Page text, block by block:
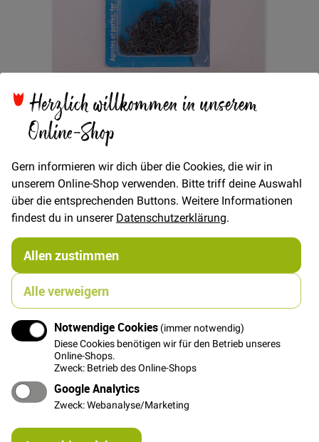
Herzlich willkommen in unserem
Online-Shop
Gern informieren wir dich über die Cookies, die wir in
unserem Online-Shop verwenden. Bitte triff deine Auswahl
über die entsprechenden Buttons. Weitere Informationen
findest du in unsererDatenschutzerklärung.
Allen zustimmen
Alle verweigern
Notwendige Cookies (immer notwendig)
Diese Cookies benötigen wir für den Betrieb unseres
Online-Shops.
Zweck: Betrieb des Online-Shops
Google Analytics
Zweck: Webanalyse/Marketing
Zum
Anfang
Bildgalerie
Haken & Augen -
Schwarz
VerfügbarkeitNicht lieferbar
4,90 €
Bitte benachrichtigt mich per E-Mail wenn der Artikel wieder
verfügbar ist
Details
35 Paar Haken & Augen Verschluss aus Metall Länge